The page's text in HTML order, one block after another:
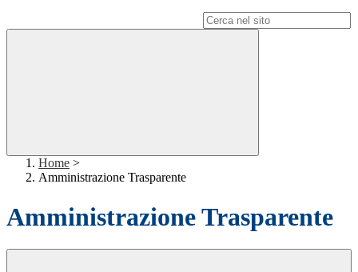
Home >
Amministrazione Trasparente
Amministrazione Trasparente